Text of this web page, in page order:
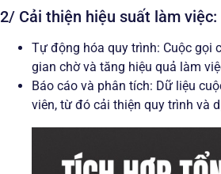
2/ Cải thiện hiệu suất làm việc:
Tự động hóa quy trình: Cuộc gọi
gian chờ và tăng hiệu quả làm
Báo cáo và phân tích: Dữ liệu
viên, từ đó cải thiện quy trình và